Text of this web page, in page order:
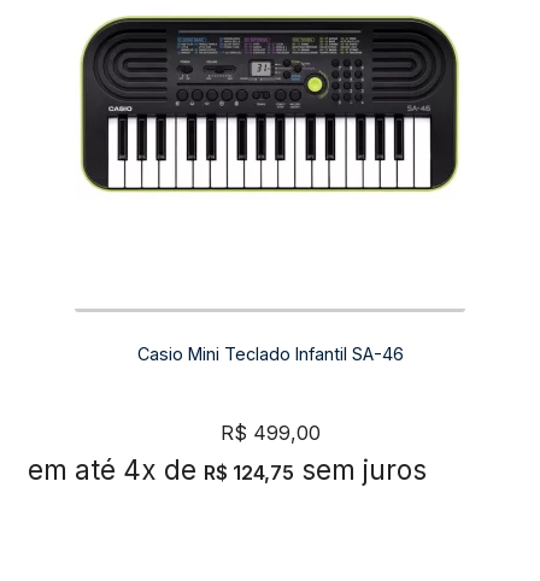
Casio Mini Teclado Infantil SA-46
R$ 499,00
em até 4x de R$ 124,75 sem juros